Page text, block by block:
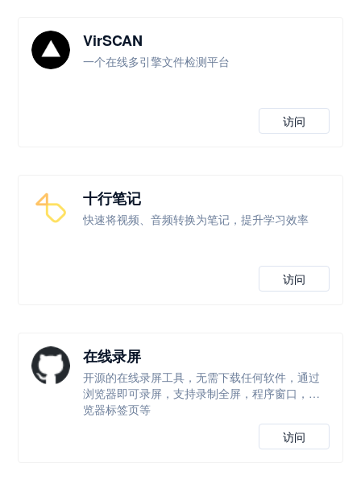
VirSCAN
一个在线多引擎文件检测平台
访问
十行笔记
快速将视频、音频转换为笔记，提升学习效率
访问
在线录屏
开源的在线录屏工具，无需下载任何软件，通过
浏览器即可录屏，支持录制全屏，程序窗口，浏
览器标签页等
访问